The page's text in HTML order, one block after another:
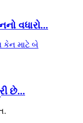
વધારો...
છે...